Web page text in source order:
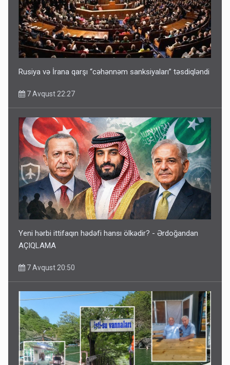
Rusiya və İrana qarşı “cəhənnəm sanksiyaları” təsdiqləndi
7 Avqust 22:27
Yeni hərbi ittifaqın hədəfi hansı ölkədir? - Ərdoğandan
AÇIQLAMA
7 Avqust 20:50